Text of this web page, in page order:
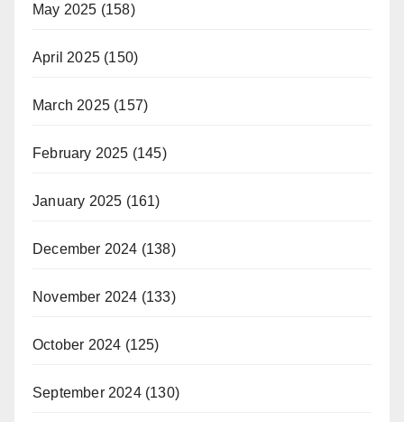
May 2025 (158)
April 2025 (150)
March 2025 (157)
February 2025 (145)
January 2025 (161)
December 2024 (138)
November 2024 (133)
October 2024 (125)
September 2024(130)